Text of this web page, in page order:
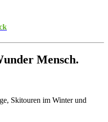
Mensch.
Skitouren im Winter und